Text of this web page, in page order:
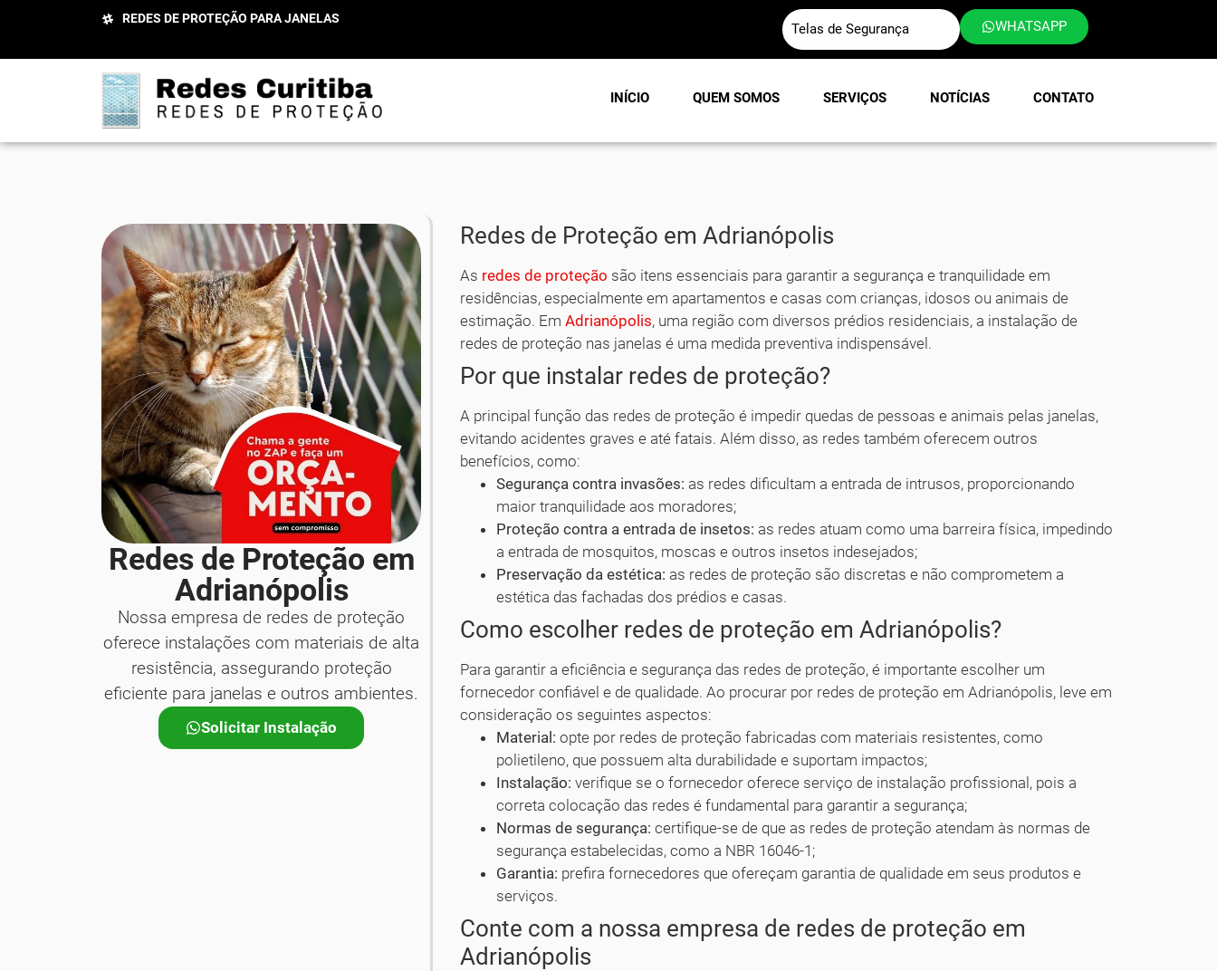
REDES DE PROTEÇÃO PARA JANELAS
Telas de Segurança WHATSAPP
INÍCIO QUEM SOMOS SERVIÇOS NOTÍCIAS CONTATO
Redes de Proteção em
Adrianópolis
Nossa empresa de redes de proteção
oferece instalações com materiais de alta
resistência, assegurando proteção
eficiente para janelas e outros ambientes.
Solicitar Instalação
Redes de Proteção em Adrianópolis
As redes de proteção são itens essenciais para garantir a segurança e tranquilidade em
residências, especialmente em apartamentos e casas com crianças, idosos ou animais de
estimação. EmAdrianópolis, uma região com diversos prédios residenciais, a instalação de
redes de proteção nas janelas é uma medida preventiva indispensável.
Por que instalar redes de proteção?
A principal função das redes de proteção é impedir quedas de pessoas e animais pelas janelas,
evitando acidentes graves e até fatais. Além disso, as redes também oferecem outros
benefícios, como:
Segurança contra invasões: as redes dificultam a entrada de intrusos, proporcionando
maior tranquilidade aos moradores;
Proteção contra a entrada de insetos: as redes atuam como uma barreira física, impedindo
a entrada de mosquitos, moscas e outros insetos indesejados;
Preservação da estética: as redes de proteção são discretas e não comprometem a
estética das fachadas dos prédios e casas.
Como escolher redes de proteção em Adrianópolis?
Para garantir a eficiência e segurança das redes de proteção, é importante escolher um
fornecedor confiável e de qualidade. Ao procurar por redes de proteção em Adrianópolis, leve em
consideração os seguintes aspectos:
Material: opte por redes de proteção fabricadas com materiais resistentes, como
polietileno, que possuem alta durabilidade e suportam impactos;
Instalação: verifique se o fornecedor oferece serviço de instalação profissional, pois a
correta colocação das redes é fundamental para garantir a segurança;
Normas de segurança: certifique-se de que as redes de proteção atendam às normas de
segurança estabelecidas, como a NBR 16046-1;
Garantia: prefira fornecedores que ofereçam garantia de qualidade em seus produtos e
serviços.
Conte com a nossa empresa de redes de proteção em
Adrianópolis